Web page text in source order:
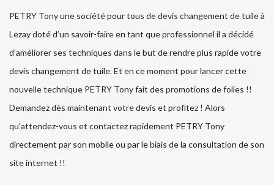
PETRY Tony une société pour tous de devis changement de tuile à
Lezay doté d’un savoir-faire en tant que professionnel il a décidé
d’améliorer ses techniques dans le but de rendre plus rapide votre
devis changement de tuile. Et en ce moment pour lancer cette
nouvelle technique PETRY Tony fait des promotions de folies !!
Demandez dès maintenant votre devis et profitez ! Alors
qu’attendez-vous et contactez rapidement PETRY Tony
directement par son mobile ou par le biais de la consultation de son
site internet !!